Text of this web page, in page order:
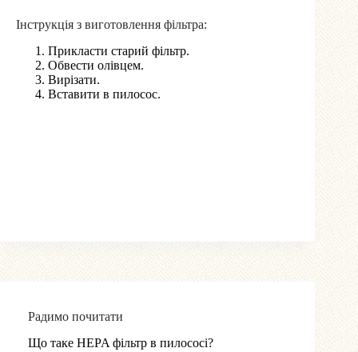
Інструкція з виготовлення фільтра:
Прикласти старий фільтр.
Обвести олівцем.
Вирізати.
Вставити в пилосос.
Радимо почитати
Що таке HEPA фільтр в пилососі?